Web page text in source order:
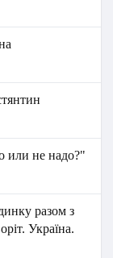
или не надо?"
разом з
Україна.